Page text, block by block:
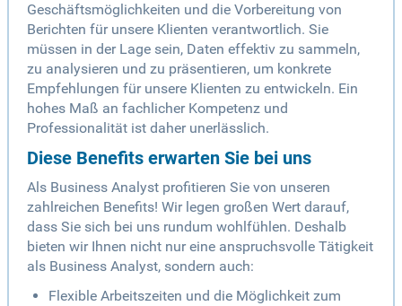
Geschäftsmöglichkeiten und die Vorbereitung von
Berichten für unsere Klienten verantwortlich. Sie
müssen in der Lage sein, Daten effektiv zu sammeln,
zu analysieren und zu präsentieren, um konkrete
Empfehlungen für unsere Klienten zu entwickeln. Ein
hohes Maß an fachlicher Kompetenz und
Professionalität ist daher unerlässlich.
Diese Benefits erwarten Sie bei uns
Als Business Analyst profitieren Sie von unseren
zahlreichen Benefits! Wir legen großen Wert darauf,
dass Sie sich bei uns rundum wohlfühlen. Deshalb
bieten wir Ihnen nicht nur eine anspruchsvolle Tätigkeit
als Business Analyst, sondern auch:
Flexible Arbeitszeiten und die Möglichkeit zum